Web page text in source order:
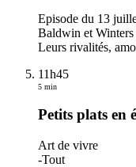
Episode du 13
Baldwin et
Leurs rivalités,
11h45
5 min
Petits plats en
Art de vivre
-Tout